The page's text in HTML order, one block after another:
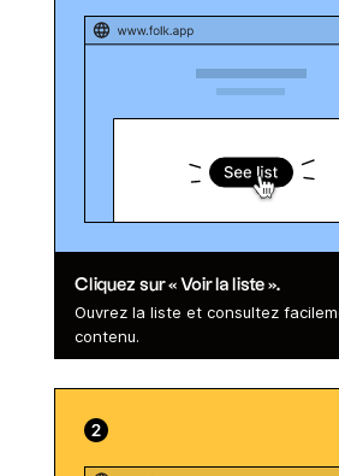
Cliquez sur « Voir la liste ».
Ouvrez la liste et consultez
contenu.